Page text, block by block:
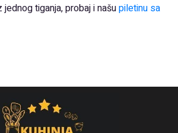
tiganja, probaj i našupiletinu sa